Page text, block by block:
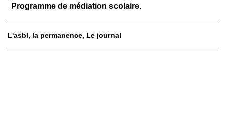
Programme de médiation scolaire.
L'asbl la permanence Le journal